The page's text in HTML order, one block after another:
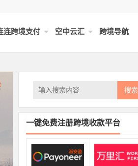
连跨境支付 空中云汇 跨境导航
搜索
一键免费注册跨境收款平台